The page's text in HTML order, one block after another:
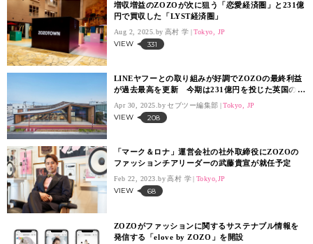
増収増益のZOZOが次に狙う「恋愛経済圏」と231億
円で買収した「LYST経済圏」
Aug 2, 2025. 高村 学 Tokyo, JP
VIEW 331
LINEヤフーとの取り組みが好調でZOZOの最終利益
が過去最高を更新 今期は231億円を投じた英国の
「リスト」の動向に注目
Apr 30, 2025. セブツー編集部 Tokyo, JP
VIEW 208
「マーク＆ロナ」運営会社の社外取締役にZOZOの
ファッションチアリーダーの武藤貴宣が就任予定
Feb 22, 2023. 高村 学 Tokyo,JP
VIEW 68
ZOZOがファッションに関するサステナブル情報を
発信する「elove by ZOZO」を開設